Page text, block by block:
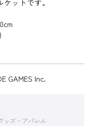
ットです。
GAMES Inc.
ッズ・アパレル